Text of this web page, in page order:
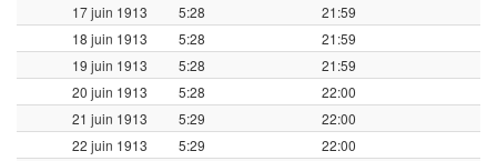
17 juin 1913
5:28
21:59
18 juin 1913
5:28
21:59
19 juin 1913
5:28
21:59
20 juin 1913
5:28
22:00
21 juin 1913
5:29
22:00
22 juin 1913
5:29
22:00